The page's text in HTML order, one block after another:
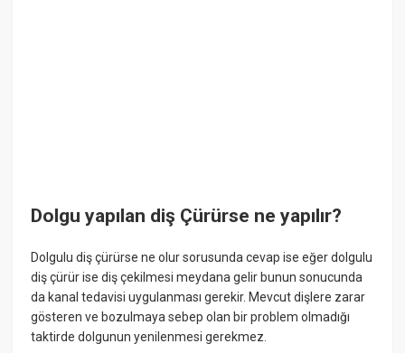
Dolgu yapılan diş Çürürse ne yapılır?
Dolgulu diş çürürse ne olur sorusunda cevap ise eğer dolgulu
diş çürür ise diş çekilmesi meydana gelir bunun sonucunda
da kanal tedavisi uygulanması gerekir. Mevcut dişlere zarar
gösteren ve bozulmaya sebep olan bir problem olmadığı
taktirde dolgunun yenilenmesi gerekmez.